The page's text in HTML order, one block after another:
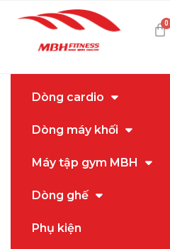
Dòng cardio
Dòng máy khối
Máy tập gym MBH
Dòng ghế
Phụ kiện